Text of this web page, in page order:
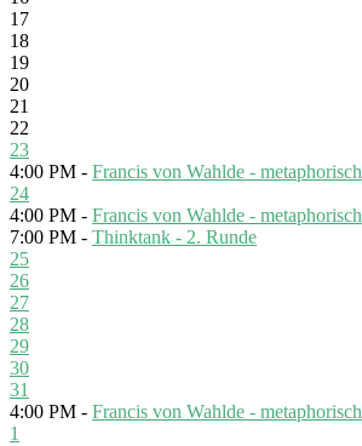
17
18
19
20
21
22
23
4:00 PM - Francis von Wahlde - metaphorisch
24
4:00 PM - Francis von Wahlde - metaphorisch
7:00 PM - Thinktank - 2. Runde
25
26
27
28
29
30
31
4:00 PM - Francis von Wahlde - metaphorisch
1